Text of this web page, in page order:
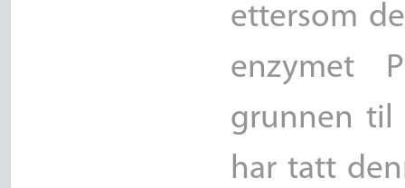
ettersom
enzymet
grunnen til
har tatt